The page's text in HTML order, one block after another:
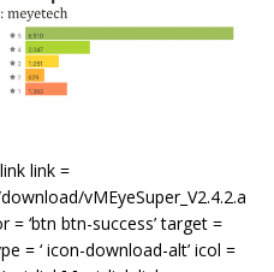
link =
vMEyeSuper_V2.4.2.a
= ‘btn btn-success’ target =
= ‘ icon-download-alt’ icol =